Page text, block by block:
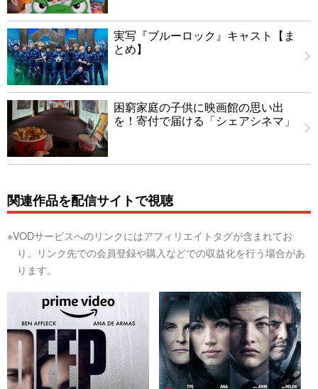
実写『ブルーロック』キャスト【ま
とめ】
困窮家庭の子供に映画館の思い出
を！寄付で届ける「シェアシネマ」
関連作品を配信サイトで視聴
※VODサービスへのリンクにはアフィリエイトタグが含まれてお
り、リンク先での会員登録や購入などでの収益化を行う場合があ
ります。